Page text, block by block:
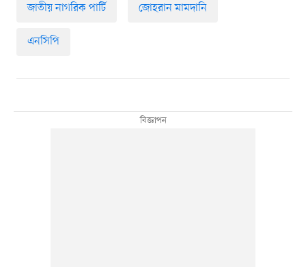
জাতীয় নাগরিক পার্টি জোহরান মামদানি
এনসিপি